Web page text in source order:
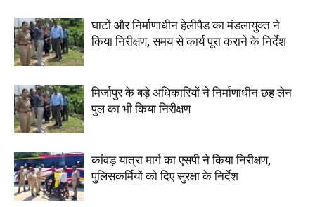
घाटों और निर्माणाधीन हेलीपैड का मंडलायुक्त ने
किया निरीक्षण, समय से कार्य पूरा कराने के निर्देश
मिर्जापुर के बड़े अधिकारियों ने निर्माणाधीन छह लेन
पुल का भी किया निरीक्षण
कांवड़ यात्रा मार्ग का एसपी ने किया निरीक्षण,
पुलिसकर्मियों को दिए सुरक्षा के निर्देश